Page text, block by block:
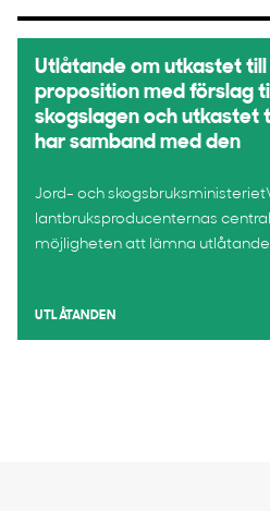
Utlåtande om utkastet
proposition med förslag
skogslagen och utkastet
har samband med den
Jord- och
lantbruksproducenternas
möjligheten att lämna utlåtande
UTLÅTANDEN